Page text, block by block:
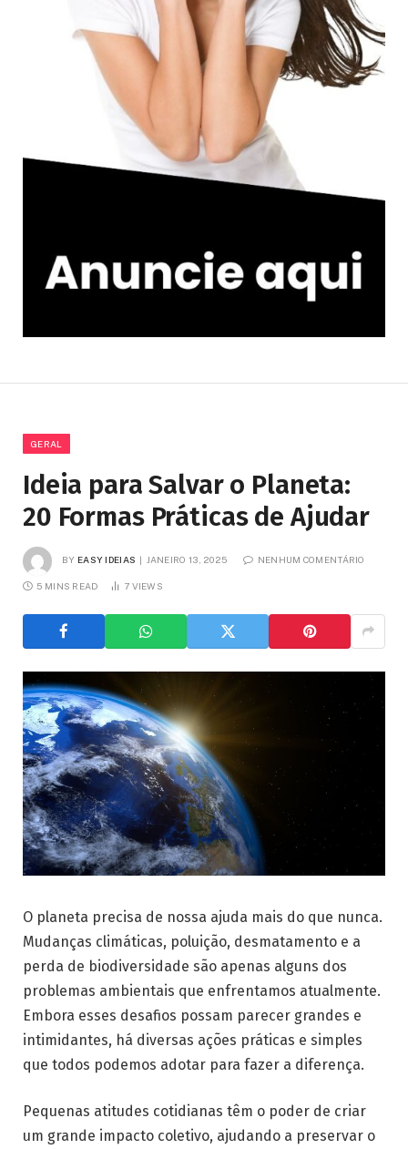
GERAL
Ideia para Salvar o Planeta:
20 Formas Práticas de Ajudar
BY EASY IDEIAS JANEIRO 13, 2025 NENHUM COMENTÁRIO
5 MINS READ 7 VIEWS
O planeta precisa de nossa ajuda mais do que nunca.
Mudanças climáticas, poluição, desmatamento e a
perda de biodiversidade são apenas alguns dos
problemas ambientais que enfrentamos atualmente.
Embora esses desafios possam parecer grandes e
intimidantes, há diversas ações práticas e simples
que todos podemos adotar para fazer a diferença.
Pequenas atitudes cotidianas têm o poder de criar
um grande impacto coletivo, ajudando a preservar o